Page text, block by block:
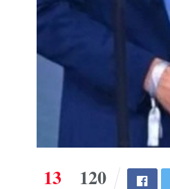
13 120